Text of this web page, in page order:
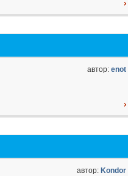
автор: enot
автор: Kondor